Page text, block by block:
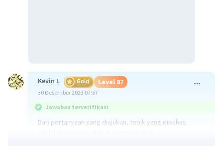
Kevin L Gold Level 87
30 Desember 2023 07:57
Jawaban terverifikasi
Dari pertanyaan yang diajukan, topik yang dibahas